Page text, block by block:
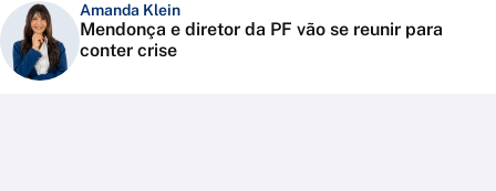
Amanda Klein
Mendonça e diretor da PF vão se reunir para
conter crise